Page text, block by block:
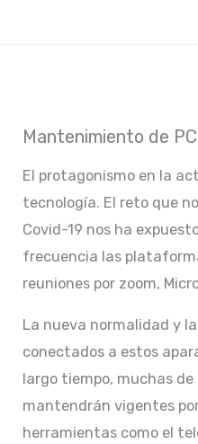
Mantenimiento de
El protagonismo en la
tecnología. El reto que
Covid-19 nos ha
frecuencia las
reuniones por zoom,
La nueva normalidad y
conectados a estos
largo tiempo, muchas
mantendrán vigentes
herramientas como el